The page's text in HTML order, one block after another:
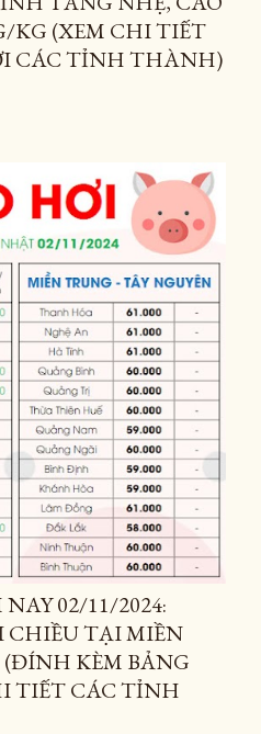
KG (XEM CHI TIẾT
CÁC TỈNH THÀNH)
02/11/2024:
CHIỀU TẠI MIỀN
KÈM BẢNG
TIẾT CÁC TỈNH